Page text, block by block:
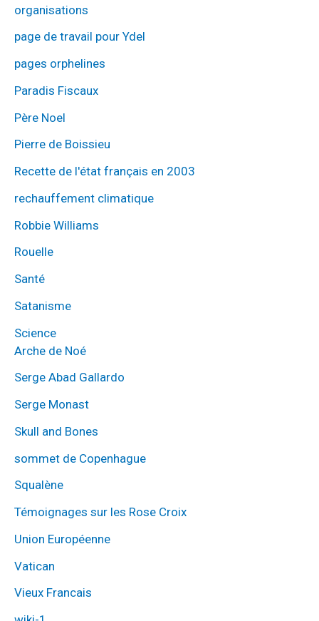
organisations
page de travail pour Ydel
pages orphelines
Paradis Fiscaux
Père Noel
Pierre de Boissieu
Recette de l'état français en 2003
rechauffement climatique
Robbie Williams
Rouelle
Santé
Satanisme
Science
Arche de Noé
Serge Abad Gallardo
Serge Monast
Skull and Bones
sommet de Copenhague
Squalène
Témoignages sur les Rose Croix
Union Européenne
Vatican
Vieux Francais